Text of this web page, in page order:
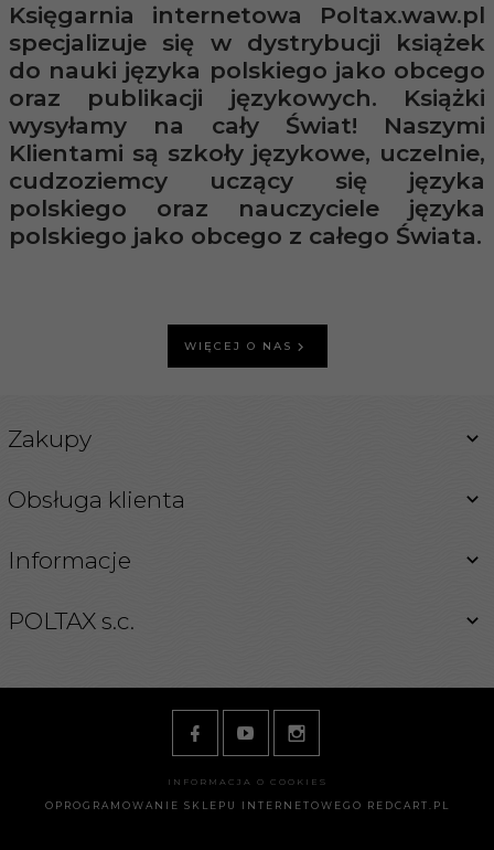
Księgarnia internetowa Poltax.waw.pl
specjalizuje się w dystrybucji książek
do nauki języka polskiego jako obcego
oraz publikacji językowych. Książki
wysyłamy na cały Świat! Naszymi
Klientami są szkoły językowe, uczelnie,
cudzoziemcy uczący się języka
polskiego oraz nauczyciele języka
polskiego jako obcego z całego Świata.
WIĘCEJ O NAS
Zakupy
Obsługa klienta
Informacje
POLTAX s.c.
ksiegarnia@poltax.waw.pl
INFORMACJA O COOKIES
OPROGRAMOWANIE SKLEPU INTERNETOWEGO REDCART.PL